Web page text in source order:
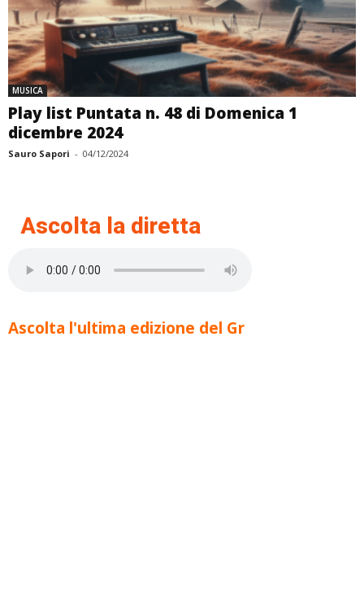
MUSICA
Play list Puntata n. 48 di Domenica 1
dicembre 2024
Sauro Sapori - 04/12/2024
Ascolta la diretta
Ascolta l'ultima edizione del Gr